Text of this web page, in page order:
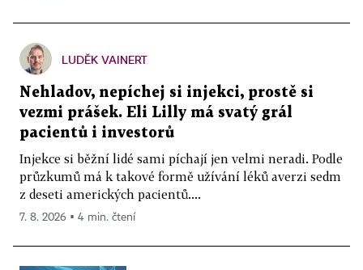
LUDĚK VAINERT
Nehladov, nepíchej si injekci, prostě si
vezmi prášek. Eli Lilly má svatý grál
pacientů i investorů
Injekce si běžní lidé sami píchají jen velmi neradi. Podle
průzkumů má k takové formě užívání léků averzi sedm
z deseti amerických pacientů....
7. 8. 2026 ▪ 4 min. čtení